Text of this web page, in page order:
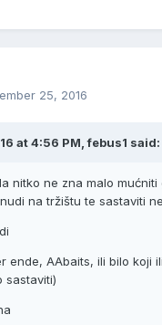
25, 2016
at 4:56 PM, febus1 said:
nitko ne zna malo mućniti
na tržištu te sastaviti
ende, AAbaits, ili bilo koji
sastaviti)